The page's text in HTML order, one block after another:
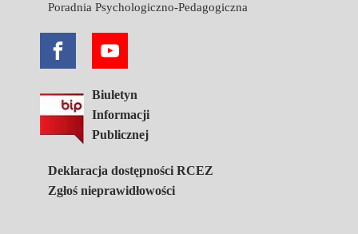
Poradnia Psychologiczno-Pedagogiczna
Biuletyn
Informacji
Publicznej
Deklaracja dostępności RCEZ
Zgłoś nieprawidłowości